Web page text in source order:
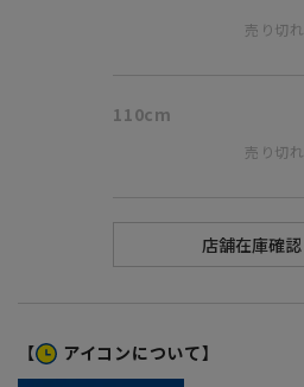
売り切れ
110cm
売り切れ
【 アイコンについて】